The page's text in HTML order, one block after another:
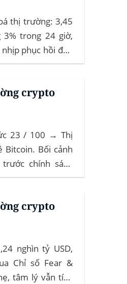
thị trường: 3,45
3% trong 24 giờ,
phục hồi đầu
ở mức 63%, giữ
điều chỉnh nhẹ.
crypto
23 / 100 → Thị
Bitcoin. Bối cảnh
chính sách
tìm đến vàng và
Sự kiện Chi tiết
crypto
nghìn tỷ USD,
Chỉ số Fear &
tâm lý vẫn tích